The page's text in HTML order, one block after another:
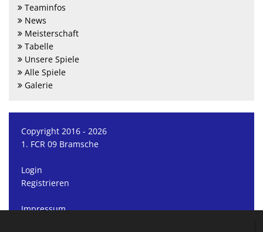
Teaminfos
News
Meisterschaft
Tabelle
Unsere Spiele
Alle Spiele
Galerie
Copyright 2016 - 2026
1. FCR 09 Bramsche
Login
Registrieren
Impressum